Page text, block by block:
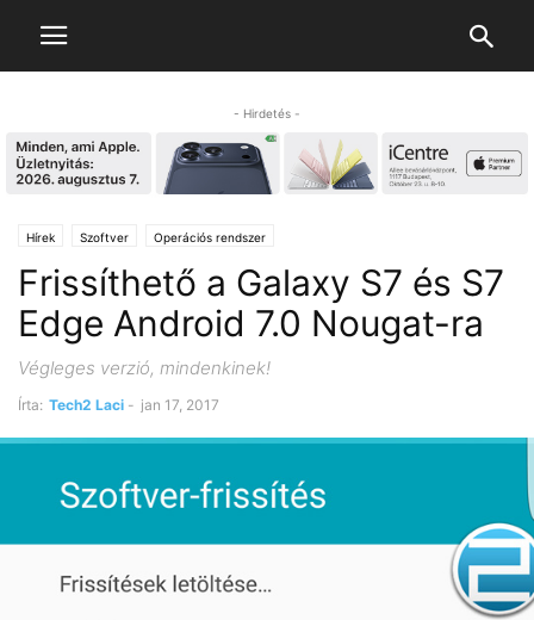
- Hirdetés -
Hírek Szoftver Operációs rendszer
Frissíthető a Galaxy S7 és S7
Edge Android 7.0 Nougat-ra
Végleges verzió, mindenkinek!
Írta: Tech2 Laci - jan 17, 2017